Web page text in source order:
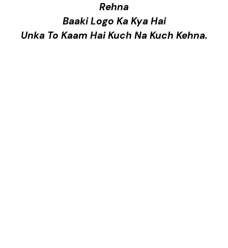
Rehna
Baaki Logo Ka Kya Hai
Unka To Kaam Hai Kuch Na Kuch Kehna.